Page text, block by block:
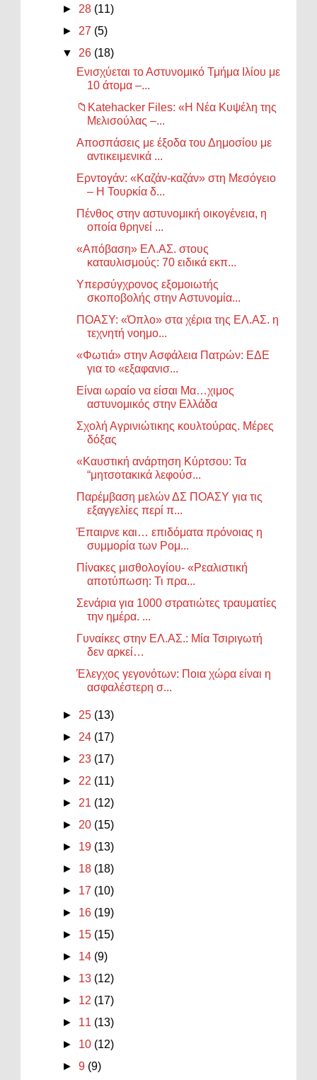
►28 (11)
►27 (5)
▼26 (18)
Ενισχύεται το Αστυνομικό Τμήμα Ιλίου με
10 άτομα –...
📁Katehacker Files: «Η Νέα Κυψέλη της
Μελισούλας –...
Αποσπάσεις με έξοδα του Δημοσίου με
αντικειμενικά ...
Ερντογάν: «Καζάν-καζάν» στη Μεσόγειο
– Η Τουρκία δ...
Πένθος στην αστυνομική οικογένεια, η
οποία θρηνεί ...
«Απόβαση» ΕΛ.ΑΣ. στους
καταυλισμούς: 70 ειδικά εκπ...
Υπερσύγχρονος εξομοιωτής
σκοποβολής στην Αστυνομία...
ΠΟΑΣΥ: «Όπλο» στα χέρια της ΕΛ.ΑΣ. η
τεχνητή νοημο...
«Φωτιά» στην Ασφάλεια Πατρών: ΕΔΕ
για το «εξαφανισ...
Είναι ωραίο να είσαι Μα…χιμος
αστυνομικός στην Ελλάδα
Σχολή Αγρινιώτικης κουλτούρας. Μέρες
δόξας
«Καυστική ανάρτηση Κύρτσου: Τα
“μητσοτακικά λεφούσ...
Παρέμβαση μελών ΔΣ ΠΟΑΣΥ για τις
εξαγγελίες περί π...
Έπαιρνε και… επιδόματα πρόνοιας η
συμμορία των Ρομ...
Πίνακες μισθολογίου- «Ρεαλιστική
αποτύπωση: Τι πρα...
Σενάρια για 1000 στρατιώτες τραυματίες
την ημέρα. ...
Γυναίκες στην ΕΛ.ΑΣ.: Μία Τσιριγωτή
δεν αρκεί…
Έλεγχος γεγονότων: Ποια χώρα είναι η
ασφαλέστερη σ...
►25 (13)
►24 (17)
►23 (17)
►22 (11)
►21 (12)
►20 (15)
► 19 (13)
► 18 (18)
► 17 (10)
► 16 (19)
► 15 (15)
► 14 (9)
► 13 (12)
► 12 (17)
► 11 (13)
► 10 (12)
►9 (9)